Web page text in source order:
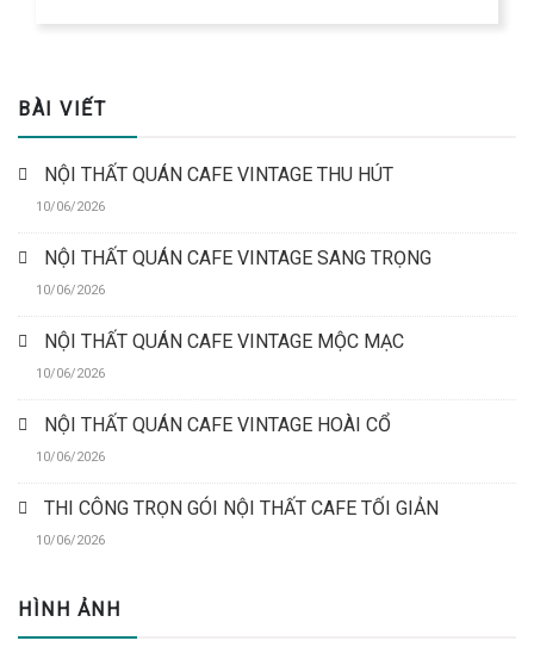
BÀI VIẾT
NỘI THẤT QUÁN CAFE VINTAGE THU HÚT
10/06/2026
NỘI THẤT QUÁN CAFE VINTAGE SANG TRỌNG
10/06/2026
NỘI THẤT QUÁN CAFE VINTAGE MỘC MẠC
10/06/2026
NỘI THẤT QUÁN CAFE VINTAGE HOÀI CỔ
10/06/2026
THI CÔNG TRỌN GÓI NỘI THẤT CAFE TỐI GIẢN
10/06/2026
HÌNH ẢNH